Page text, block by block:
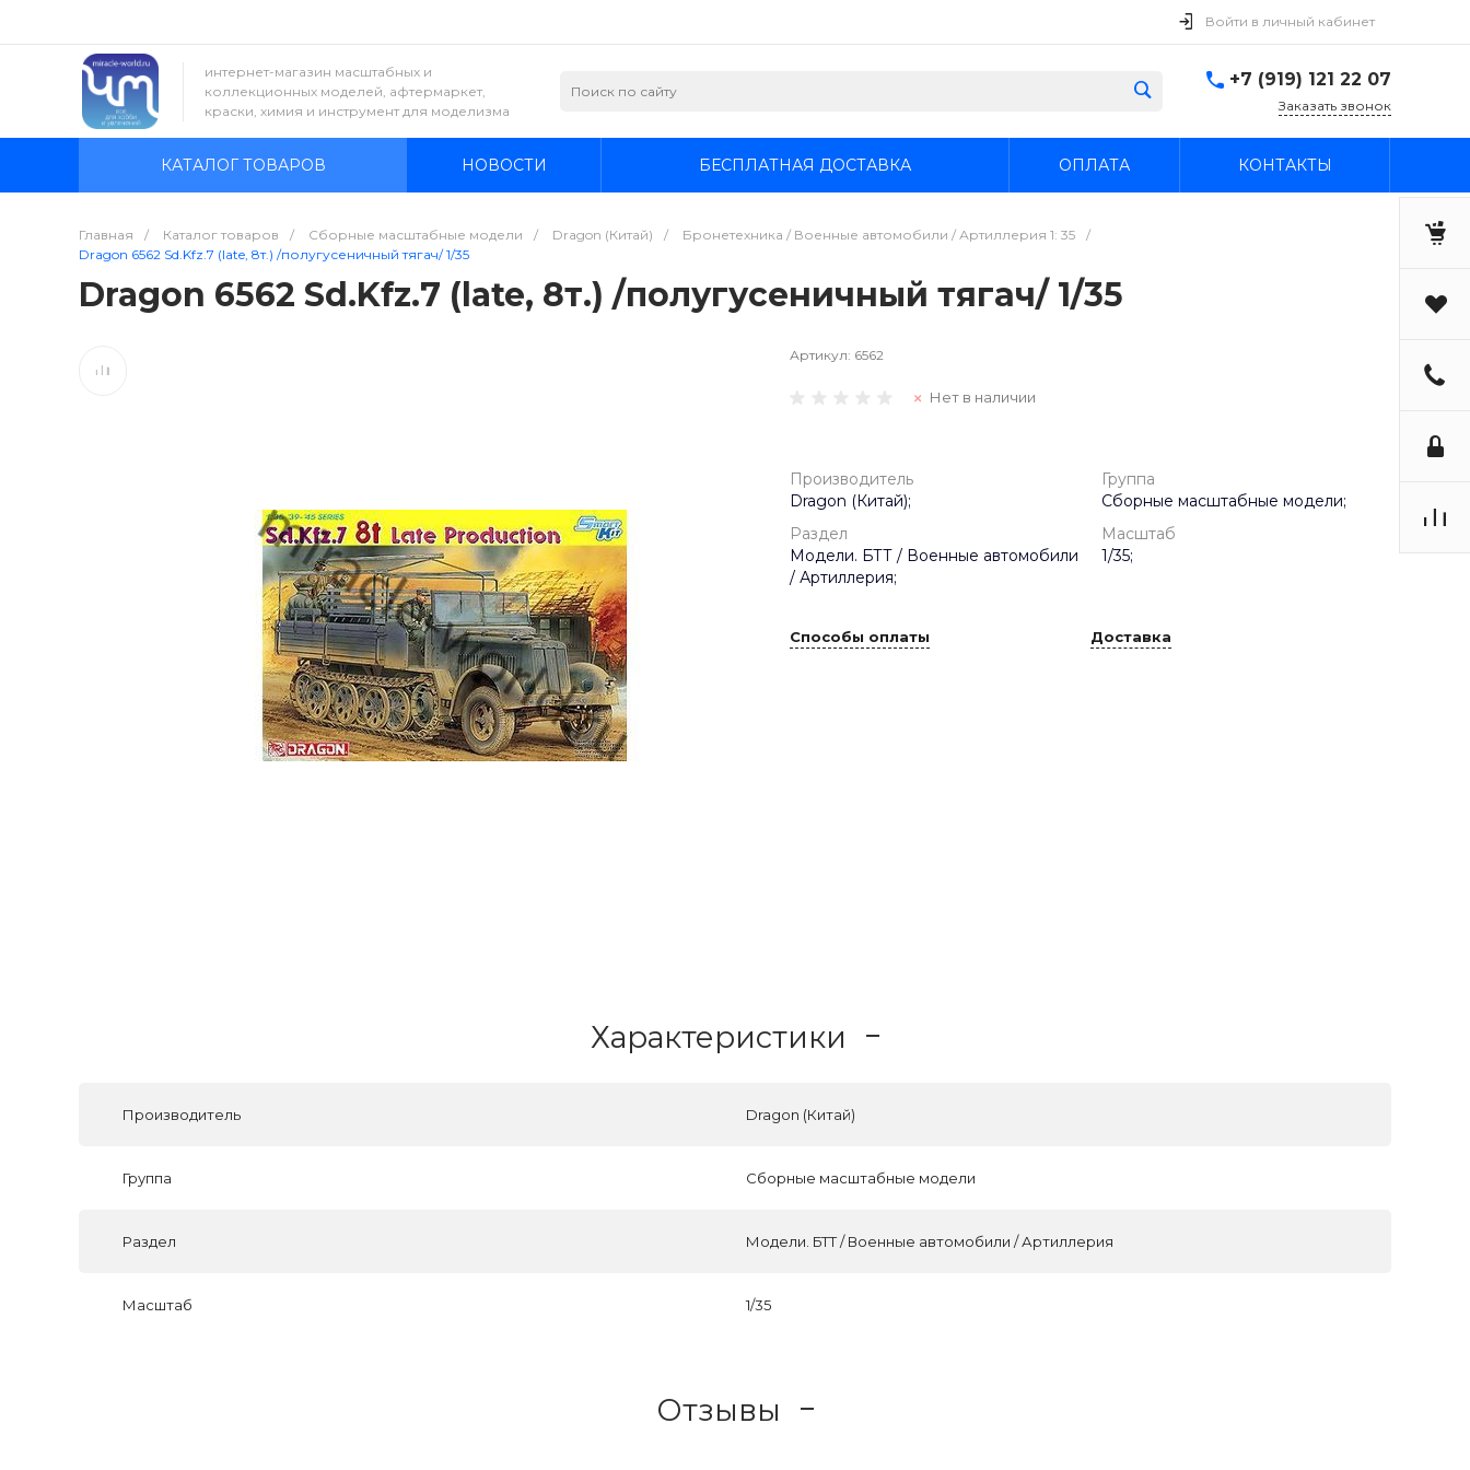
Войти в личный кабинет
интернет-магазин масштабных и
коллекционных моделей, афтермаркет,
краски, химия и инструмент для моделизма
+7 (919) 121 22 07
Заказать звонок
КАТАЛОГ ТОВАРОВ НОВОСТИ БЕСПЛАТНАЯ ДОСТАВКА ОПЛАТА КОНТАКТЫ
Главная / Каталог товаров / Сборные масштабные модели / Dragon (Китай) / Бронетехника / Военные автомобили / Артиллерия 1: 35
/
Dragon 6562 Sd.Kfz.7 (late, 8т.) /полугусеничный тягач/ 1/35
Dragon 6562 Sd.Kfz.7 (late, 8т.) /полугусеничный тягач/ 1/35
Артикул: 6562
Нет в наличии
Производитель
Dragon (Китай);
Группа
Сборные масштабные модели;
Раздел
Модели. БТТ / Военные автомобили
/ Артиллерия;
Масштаб
1/35;
Способы оплаты Доставка
Характеристики
Производитель Dragon (Китай)
Группа Сборные масштабные модели
Раздел Модели. БТТ / Военные автомобили / Артиллерия
Масштаб 1/35
Отзывы